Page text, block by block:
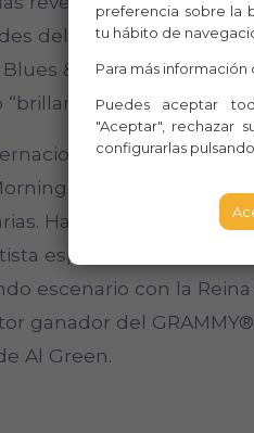
del soul”. También
& Soul y Echoes. El
destinada a
desde su
hasta conciertos
Ha actuado por toda
especial en el
escenario con la
ganador del
Al Green.
preferencia sobre la
tu hábito de
Para más información
Puedes aceptar
"Aceptar", rechazar
configurarlas